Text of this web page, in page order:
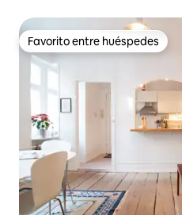
Favorito entre huéspedes
Favorito entre huéspedes